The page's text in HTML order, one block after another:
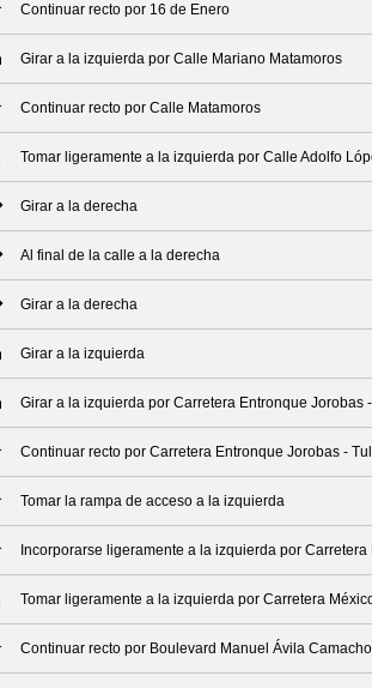
Continuar recto por 16 de Enero
Girar a la izquierda por Calle Mariano Matamoros
Continuar recto por Calle Matamoros
Tomar ligeramente a la izquierda por Calle Adolfo
Girar a la derecha
Al final de la calle a la derecha
Girar a la derecha
Girar a la izquierda
Girar a la izquierda por Carretera Entronque Jorobas
Continuar recto por Carretera Entronque Jorobas -
Tomar la rampa de acceso a la izquierda
Incorporarse ligeramente a la izquierda por
Tomar ligeramente a la izquierda por Carretera
Continuar recto por Boulevard Manuel Ávila Camacho